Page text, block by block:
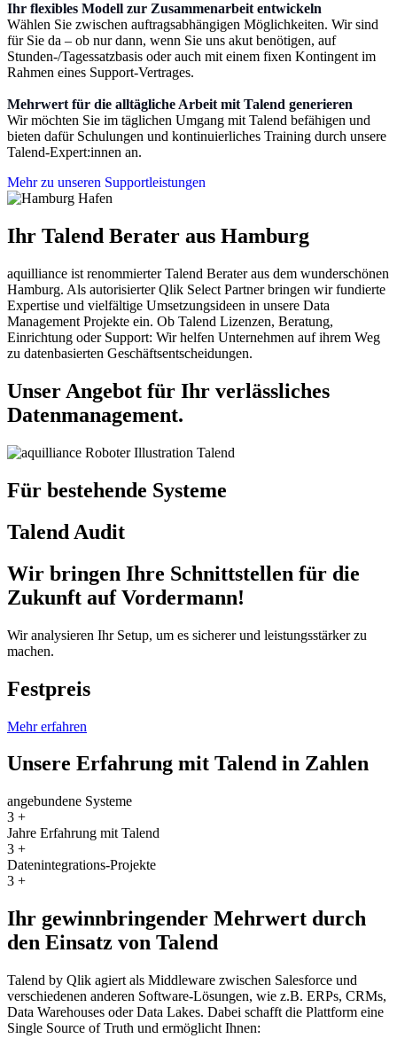
Ihr flexibles Modell zur Zusammenarbeit entwickeln
Wählen Sie zwischen auftragsabhängigen Möglichkeiten. Wir sind
für Sie da – ob nur dann, wenn Sie uns akut benötigen, auf
Stunden-/Tagessatzbasis oder auch mit einem fixen Kontingent im
Rahmen eines Support-Vertrages.
Mehrwert für die alltägliche Arbeit mit Talend generieren
Wir möchten Sie im täglichen Umgang mit Talend befähigen und
bieten dafür Schulungen und kontinuierliches Training durch unsere
Talend-Expert:innen an.
Mehr zu unseren Supportleistungen
Ihr Talend Berater aus Hamburg
aquilliance ist renommierter Talend Berater aus dem wunderschönen
Hamburg. Als autorisierter Qlik Select Partner bringen wir fundierte
Expertise und vielfältige Umsetzungsideen in unsere Data
Management Projekte ein. Ob Talend Lizenzen, Beratung,
Einrichtung oder Support: Wir helfen Unternehmen auf ihrem Weg
zu datenbasierten Geschäftsentscheidungen.
Unser Angebot für Ihr verlässliches
Datenmanagement.
Für bestehende Systeme
Talend Audit
Wir bringen Ihre Schnittstellen für die
Zukunft auf Vordermann!
Wir analysieren Ihr Setup, um es sicherer und leistungsstärker zu
machen.
Festpreis
Mehr erfahren
Unsere Erfahrung mit Talend in Zahlen
angebundene Systeme
3 +
Jahre Erfahrung mit Talend
3 +
Datenintegrations-Projekte
3 +
Ihr gewinnbringender Mehrwert durch
den Einsatz von Talend
Talend by Qlik agiert als Middleware zwischen Salesforce und
verschiedenen anderen Software-Lösungen, wie z.B. ERPs, CRMs,
Data Warehouses oder Data Lakes. Dabei schafft die Plattform eine
Single Source of Truth und ermöglicht Ihnen: